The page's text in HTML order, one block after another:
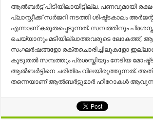
ആല്‍ബര്‍ട്ട് പിടിയിലായിട്ടില്ല. പണവുമായി
പ്ലാസ്റ്റീക്ക് സര്‍ജറി നടത്തി ശിഷ്ട്ടകാലം
എന്നാണ് കരുതപ്പെടുന്നത്. സമ്പത്തിനും
ചെയ്യാനും മടിയില്ലാത്തവരുടെ ലോകത്ത്,
സംഘര്‍ഷങ്ങളോ രക്തചൊരിച്ചിലുകളോ
കൂടുതല്‍ സമ്പത്തും പ്രശസ്തിയും നേടിയ
ആല്‍ബര്‍ട്ടിനെ ചരിത്രം വിലയിരുത്തുന്നത്.
തന്നെയാണ് ആല്‍ബര്‍ട്ടുമാര്‍ ഹീറോകള്‍